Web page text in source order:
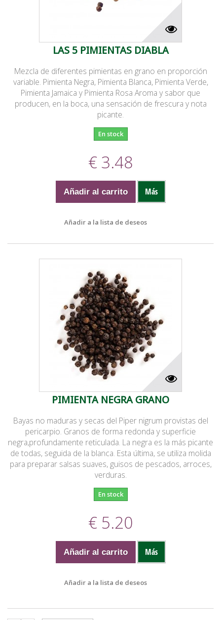
LAS 5 PIMIENTAS DIABLA
Mezcla de diferentes pimientas en grano en proporción
variable. Pimienta Negra, Pimienta Blanca, Pimienta Verde,
Pimienta Jamaica y Pimienta Rosa Aroma y sabor que
producen, en la boca, una sensación de frescura y nota
picante.
En stock
€ 3.48
Añadir al carrito Más
Añadir a la lista de deseos
PIMIENTA NEGRA GRANO
Bayas no maduras y secas del Piper nigrum provistas del
pericarpio. Granos de forma redonda y superficie
negra,profundamente reticulada. La negra es la más picante
de todas, seguida de la blanca. Esta última, se utiliza molida
para preparar salsas suaves, guisos de pescados, arroces,
verduras.
En stock
€ 5.20
Añadir al carrito Más
Añadir a la lista de deseos